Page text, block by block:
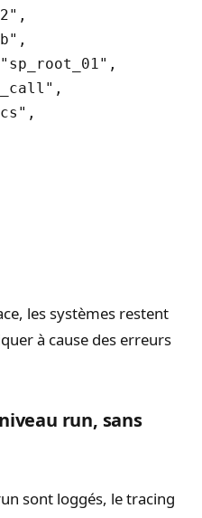
les systèmes restent
à cause des erreurs
run, sans
sont loggés, le tracing